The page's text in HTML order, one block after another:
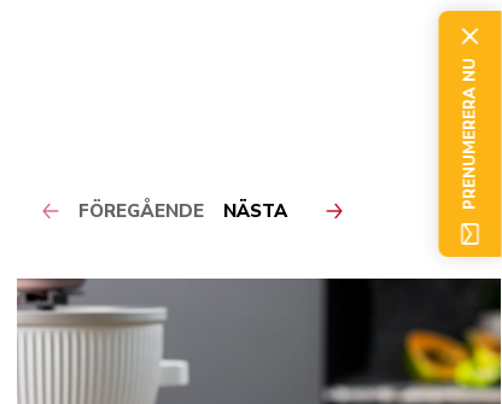
FÖREGÅENDE NÄSTA
PRENUMERERA NU